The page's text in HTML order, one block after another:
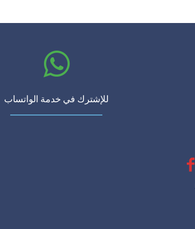
للإشترك في خدمة الواتساب